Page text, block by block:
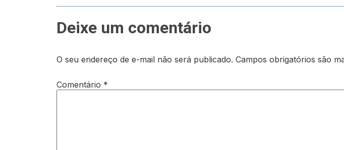
Deixe um comentário
O seu endereço de e-mail não será publicado. Campos obrigatórios são
Comentário *